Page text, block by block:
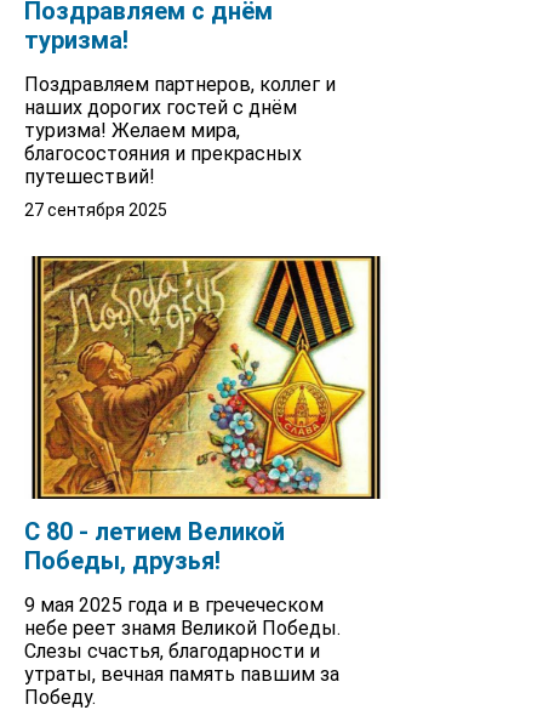
Поздравляем с днём
туризма!
Поздравляем партнеров, коллег и
наших дорогих гостей с днём
туризма! Желаем мира,
благосостояния и прекрасных
путешествий!
27 сентября 2025
С 80 - летием Великой
Победы, друзья!
9 мая 2025 года и в гречеческом
небе реет знамя Великой Победы.
Слезы счастья, благодарности и
утраты, вечная память павшим за
Победу.